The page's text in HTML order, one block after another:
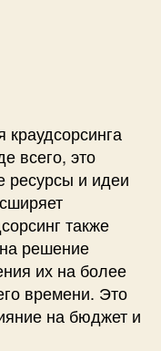
всего, это
ресурсы и идеи
также
решение
их на более
времени. Это
на бюджет и